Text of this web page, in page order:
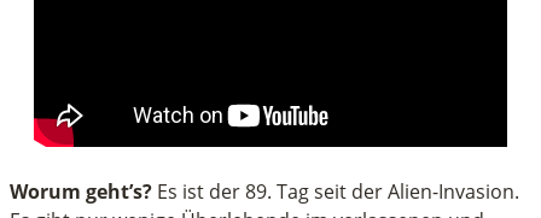
Worum geht’s? Es ist der 89. Tag seit der Alien-Invasion.